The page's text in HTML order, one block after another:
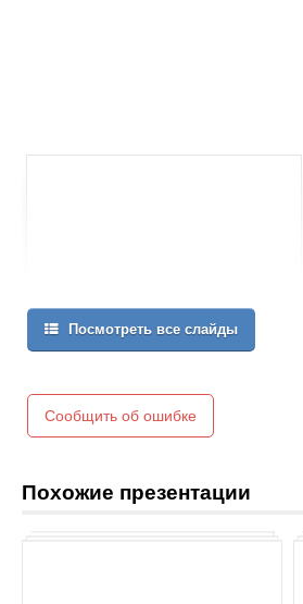
Посмотреть все слайды
Сообщить об ошибке
Похожие презентации